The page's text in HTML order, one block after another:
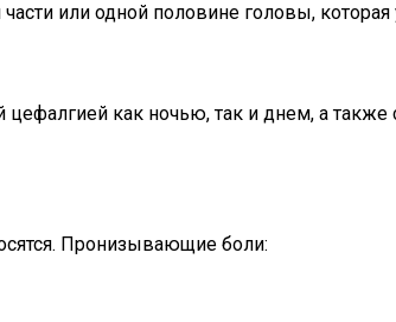
или одной половине головы,
как ночью, так и днем, а также
Пронизывающие боли: